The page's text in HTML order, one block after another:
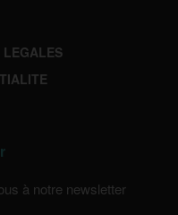
LEGALES
à notre newsletter